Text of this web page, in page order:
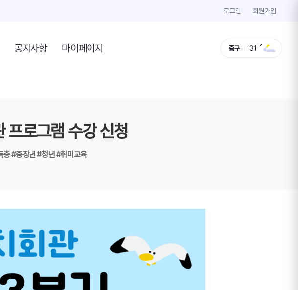
로그인 회원가입
공지사항 마이페이지 중구 31
로그램 수강 신청
층#중장년#청년#취미교육